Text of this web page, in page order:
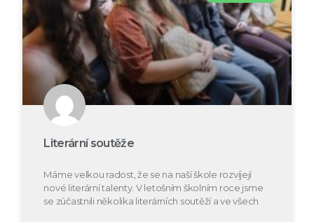
Literární soutěže
Máme velkou radost, že se na naší škole rozvíjejí
nové literární talenty. V letošním školním roce jsme
se zúčastnili několika literárních soutěží a ve všech